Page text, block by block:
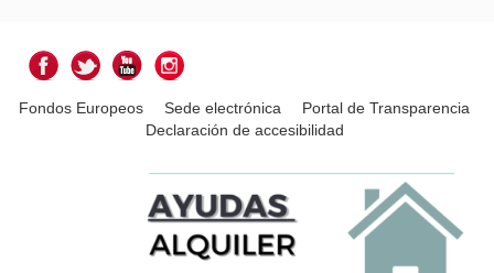
Fondos Europeos Sede electrónica
Portal de Transparencia
Declaración de accesibilidad